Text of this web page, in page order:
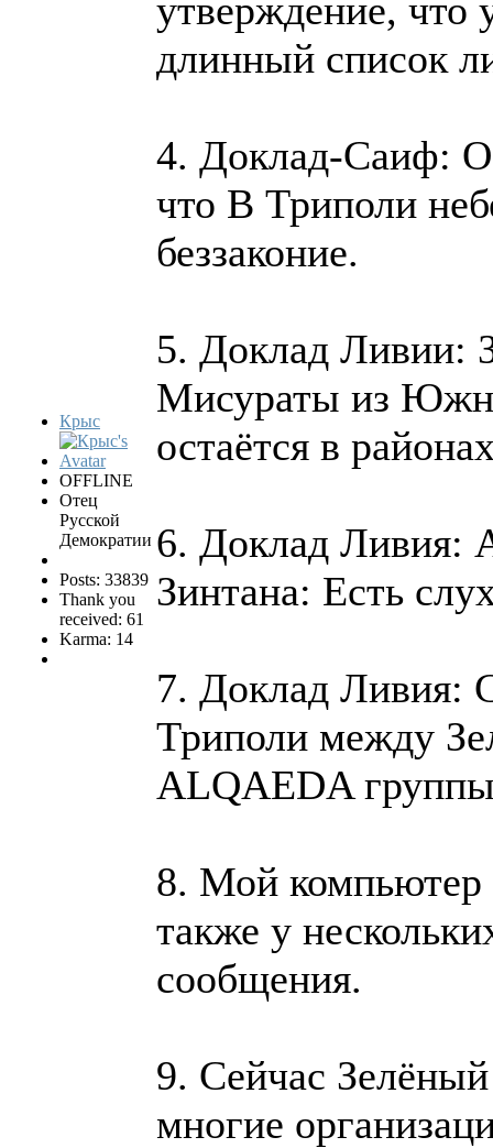
Крыс
OFFLINE
Отец
Русской
Демократии
Posts: 33839
Thank you
received: 61
Karma: 14
утверждение, что
длинный список
4. Доклад-Саиф:
что В Триполи
беззаконие.
5. Доклад Ливии:
Мисураты из
остаётся в
6. Доклад Ливия:
Зинтана: Есть
7. Доклад Ливия:
Триполи между
ALQAEDA
8. Мой компьютер
также у
сообщения.
9. Сейчас Зелёный
многие